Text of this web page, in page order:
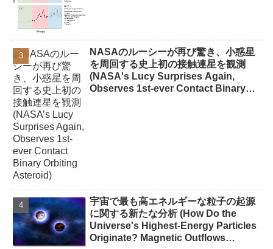
NASAのルーシーが再び驚き、小惑星
を周回する史上初の接触連星を観測
(NASA's Lucy Surprises Again,
Observes 1st-ever Contact Binary
宇宙で最も高エネルギーな粒子の起源
に関する新たな分析 (How Do the
Universe's Highest-Energy Particles
Originate? Magnetic Outflows